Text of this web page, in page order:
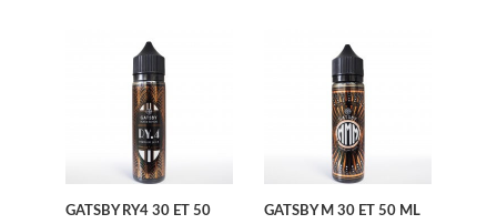
GATSBY RY4 30 ET 50
GATSBY M 30 ET 50 ML